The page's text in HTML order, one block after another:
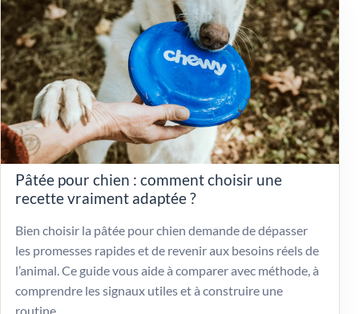
Pâtée pour chien : comment choisir une
recette vraiment adaptée ?
Bien choisir la pâtée pour chien demande de dépasser
les promesses rapides et de revenir aux besoins réels de
l’animal. Ce guide vous aide à comparer avec méthode, à
comprendre les signaux utiles et à construire une
routine...